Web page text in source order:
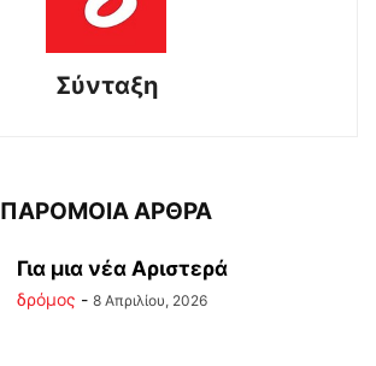
Σύνταξη
ΠΑΡΟΜΟΙΑ ΑΡΘΡΑ
Για μια νέα Αριστερά
δρόμος - 8 Απριλίου, 2026